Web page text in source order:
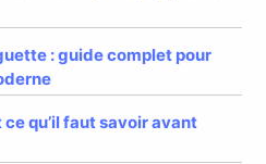
: guide complet pour
qu’il faut savoir avant